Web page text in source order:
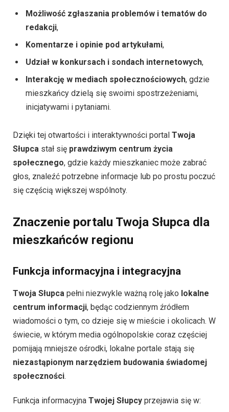
Możliwość zgłaszania problemów i tematów do
redakcji,
Komentarze i opinie pod artykułami,
Udział w konkursach i sondach internetowych,
Interakcję w mediach społecznościowych, gdzie
mieszkańcy dzielą się swoimi spostrzeżeniami,
inicjatywami i pytaniami.
Dzięki tej otwartości i interaktywności portal Twoja
Słupca stał się prawdziwym centrum życia
społecznego, gdzie każdy mieszkaniec może zabrać
głos, znaleźć potrzebne informacje lub po prostu poczuć
się częścią większej wspólnoty.
Znaczenie portalu Twoja Słupca dla
mieszkańców regionu
Funkcja informacyjna i integracyjna
Twoja Słupca pełni niezwykle ważną rolę jako lokalne
centrum informacji, będąc codziennym źródłem
wiadomości o tym, co dzieje się w mieście i okolicach. W
świecie, w którym media ogólnopolskie coraz częściej
pomijają mniejsze ośrodki, lokalne portale stają się
niezastąpionym narzędziem budowania świadomej
społeczności.
Funkcja informacyjna Twojej Słupcy przejawia się w: